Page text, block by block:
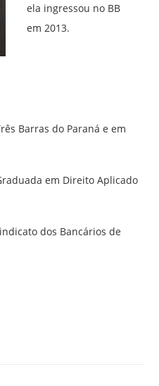
ela ingressou no BB
em 2013.
Barras do Paraná e em
em Direito Aplicado
dos Bancários de